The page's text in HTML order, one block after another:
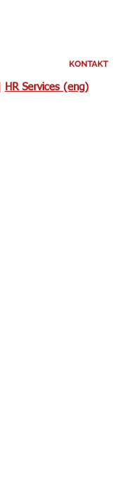
KONTAKT
HR Services (eng)